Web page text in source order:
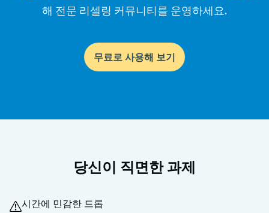
해 전문 리셀링 커뮤니티를 운영하세요.
무료로 사용해 보기
당신이 직면한 과제
시간에 민감한 드롭